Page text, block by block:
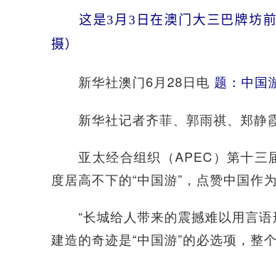
这是3月3日在澳门大三巴牌坊
摄）
新华社澳门6月28日电 题：中国
新华社记者齐菲、郭雨祺、郑静
亚太经合组织（APEC）第十三
度居高不下的“中国游”，点赞中国作
“长城给人带来的震撼难以用言语
建造的奇迹是“中国游”的必选项，整